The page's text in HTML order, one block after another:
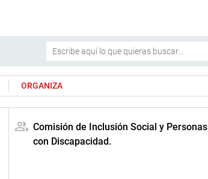
ORGANIZA
Comisión de Inclusión Social y Personas
con Discapacidad.